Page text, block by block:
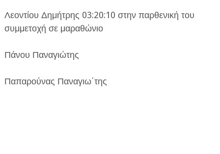
Λεοντίου Δημήτρης 03:20:10 στην παρθενική του
συμμετοχή σε μαραθώνιο
Πάνου Παναγιώτης
Παπαρούνας Παναγιω΄της